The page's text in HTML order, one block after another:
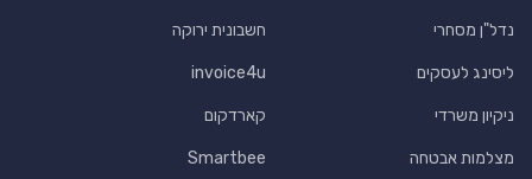
נדל"ן מסחרי
ליסינג לעסקים
ניקיון משרדי
מצלמות אבטחה
חשבונית ירוקה
invoice4u
קארדקום
Smartbee